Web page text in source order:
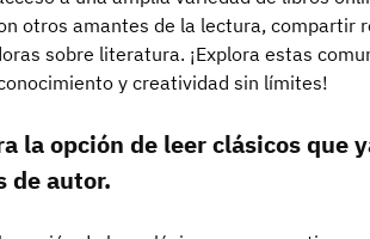
otros amantes de la lectura, compartir
sobre literatura. ¡Explora estas
y creatividad sin límites!
la opción de leer clásicos que
de autor.